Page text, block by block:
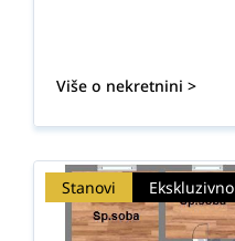
Više o nekretnini >
Stanovi Ekskluzivno